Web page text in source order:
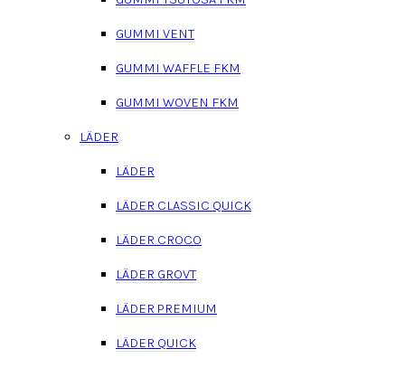
GUMMI VENT
GUMMI WAFFLE FKM
GUMMI WOVEN FKM
LÄDER
LÄDER
LÄDER CLASSIC QUICK
LÄDER CROCO
LÄDER GROVT
LÄDER PREMIUM
LÄDER QUICK